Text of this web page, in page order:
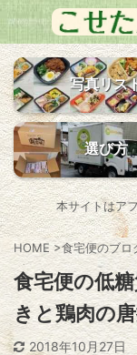
写真リス
選び方
本サイトはア
HOME >食宅便のブロ
食宅便の低
きと鶏肉の
2018年10月27日